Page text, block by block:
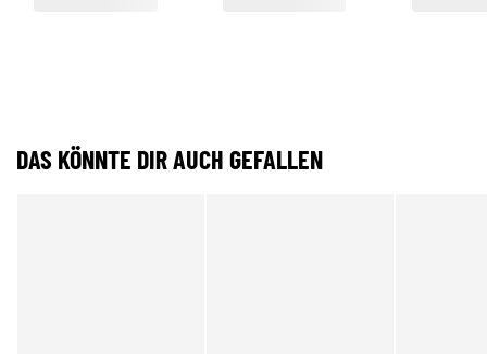
DAS KÖNNTE DIR AUCH GEFALLEN